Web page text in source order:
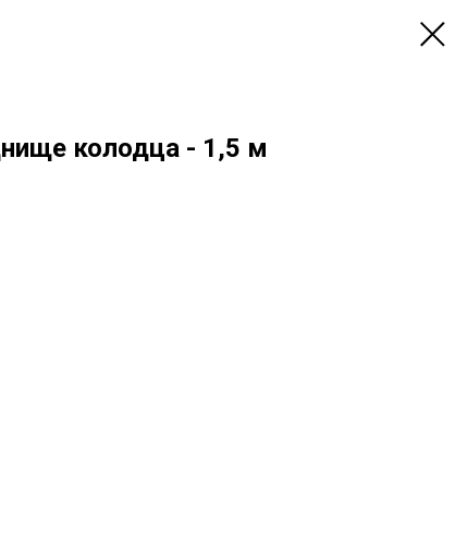
колодца - 1,5 м